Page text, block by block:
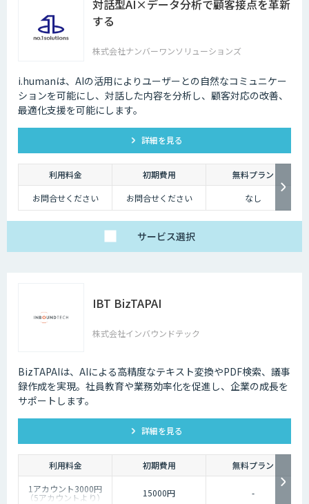
対話型AI×データ分析で顧客接点を革新
する
株式会社ナンバーワンソリューションズ
i.humanは、AIの活用によりユーザーとの自然なコミュニケー
ションを可能にし、対話した内容を分析し、顧客対応の改善、
最適化支援を可能にします。
詳細を見る
利用料金 初期費用
無料プラン
お問合せください
お問合せください なし
サービス選択
IBT BizTAPAI
株式会社インバウンドテック
BizTAPAIは、AIによる高精度なテキスト変換やPDF検索、議事
録作成を実現。社員教育や業務効率化を促進し、企業の成長を
サポートします。
詳細を見る
利用料金 初期費用
無料プラン
1アカウント3000円
（5アカウントより） 15000円 -